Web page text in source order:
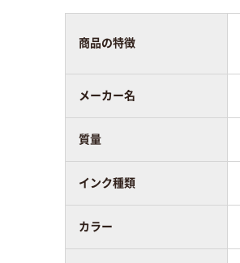
91g
質量
スコア
商品の特徴
メーカー名
質量
インク種類
カラー